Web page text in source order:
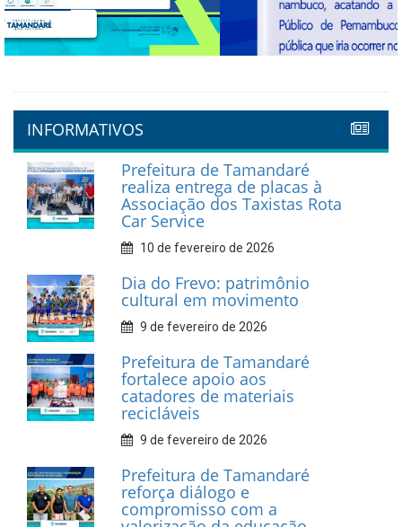
Previous Next
INFORMATIVOS
Prefeitura de Tamandaré
realiza entrega de placas à
Associação dos Taxistas Rota
Car Service